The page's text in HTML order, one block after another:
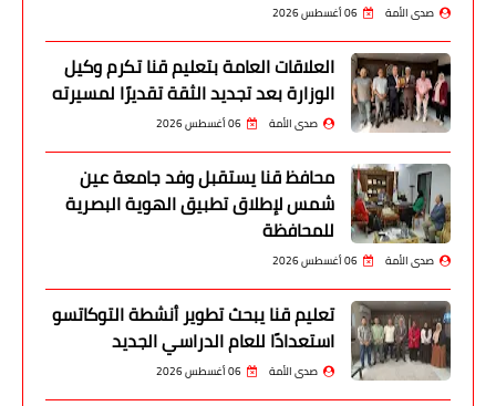
صدى الأمة 06 أغسطس 2026
العلاقات العامة بتعليم قنا تكرم وكيل
الوزارة بعد تجديد الثقة تقديرًا لمسيرته
صدى الأمة 06 أغسطس 2026
محافظ قنا يستقبل وفد جامعة عين
شمس لإطلاق تطبيق الهوية البصرية
للمحافظة
صدى الأمة 06 أغسطس 2026
تعليم قنا يبحث تطوير أنشطة التوكاتسو
استعدادًا للعام الدراسي الجديد
صدى الأمة 06 أغسطس 2026